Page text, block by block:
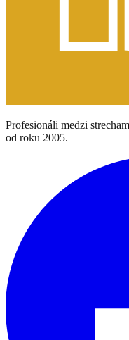
Profesionáli medzi
od roku 2005.